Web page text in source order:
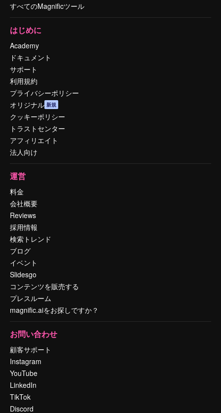
すべてのMagnificツール
はじめに
Academy
ドキュメント
サポート
利用規約
プライバシーポリシー
オリジナル 新規
クッキーポリシー
トラストセンター
アフィリエイト
法人向け
運営
料金
会社概要
Reviews
採用情報
検索トレンド
ブログ
イベント
Slidesgo
コンテンツを販売する
プレスルーム
magnific.aiをお探しですか？
お問い合わせ
顧客サポート
Instagram
YouTube
LinkedIn
TikTok
Discord